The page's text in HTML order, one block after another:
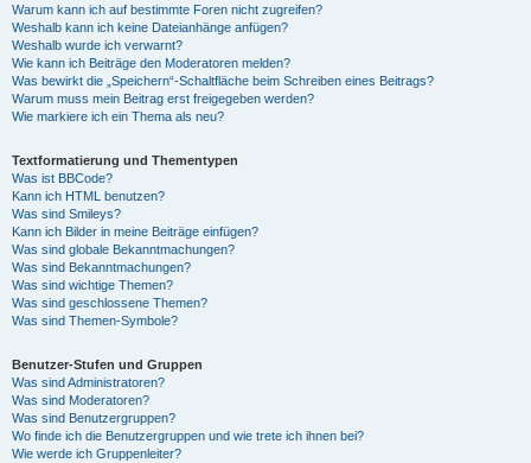
Warum kann ich auf bestimmte Foren nicht zugreifen?
Weshalb kann ich keine Dateianhänge anfügen?
Weshalb wurde ich verwarnt?
Wie kann ich Beiträge den Moderatoren melden?
Was bewirkt die „Speichern“-Schaltfläche beim Schreiben eines Beitrags?
Warum muss mein Beitrag erst freigegeben werden?
Wie markiere ich ein Thema als neu?
Textformatierung und Thementypen
Was ist BBCode?
Kann ich HTML benutzen?
Was sind Smileys?
Kann ich Bilder in meine Beiträge einfügen?
Was sind globale Bekanntmachungen?
Was sind Bekanntmachungen?
Was sind wichtige Themen?
Was sind geschlossene Themen?
Was sind Themen-Symbole?
Benutzer-Stufen und Gruppen
Was sind Administratoren?
Was sind Moderatoren?
Was sind Benutzergruppen?
Wo finde ich die Benutzergruppen und wie trete ich ihnen bei?
Wie werde ich Gruppenleiter?